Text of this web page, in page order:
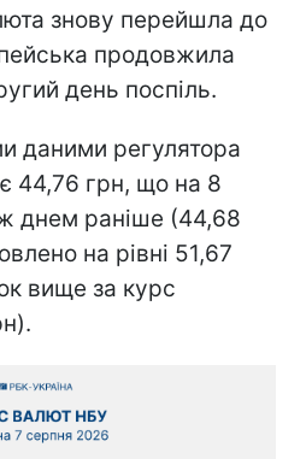
знову перейшла до
продовжила
день поспіль.
даними регулятора
44,76 грн, що на 8
днем раніше (44,68
на рівні 51,67
вище за курс